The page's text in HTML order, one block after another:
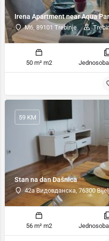
Irena Apartment near Aqua
M6, 89101 Trebinje
50 m² m2
Stan na dan Dašnica
42a Видовданска, 76300
59 KM
56 m² m2